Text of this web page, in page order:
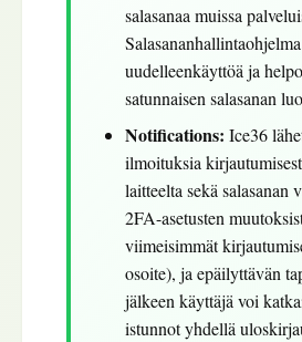
salasanaa muissa
uudelleenkäyttöä ja
satunnaisen salasanan
Notifications: Ice36
ilmoituksia
laitteelta sekä salasanan
2FA-asetusten
viimeisimmät
osoite), ja epäilyttävän
jälkeen käyttäjä voi
istunnot yhdellä